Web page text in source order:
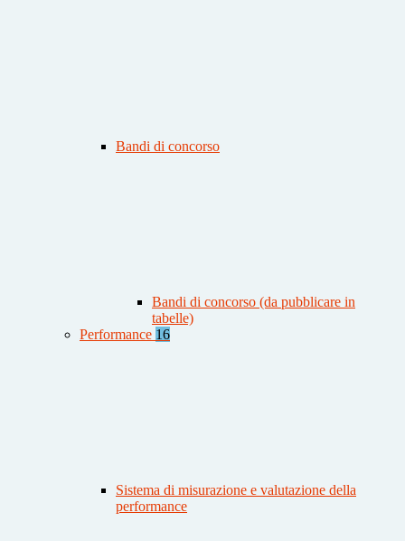
Bandi di concorso
Bandi di concorso (da pubblicare in
tabelle)
Performance 16
Sistema di misurazione e valutazione della
performance